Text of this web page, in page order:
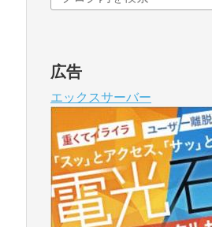
広告
エックスサーバー